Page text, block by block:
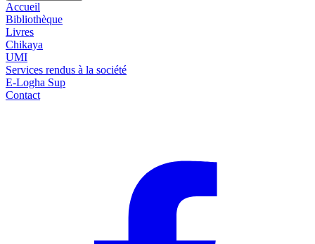
Accueil
Bibliothèque
Livres
Chikaya
UMI
Services rendus à la société
E-Logha Sup
Contact